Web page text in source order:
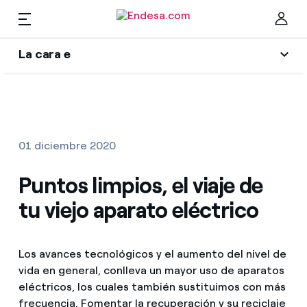
La cara e
Autores
Blog de Endesa
Music Lover
Una respuesta
El legado que seremos
Hogares
Encuentra la tarifa que más te conviene
Compara nuestras tarifas de empresa y ahorra
Por cada kWh que ahorres, te descontamos otro
Servicios
Movilidad
PARA TI
Solar
ES
01 diciembre 2020
Puntos limpios, el viaje de
tu viejo aparato eléctrico
Los avances tecnológicos y el aumento del nivel de
vida en general, conlleva un mayor uso de aparatos
eléctricos, los cuales también sustituimos con más
frecuencia. Fomentar la recuperación y su reciclaje